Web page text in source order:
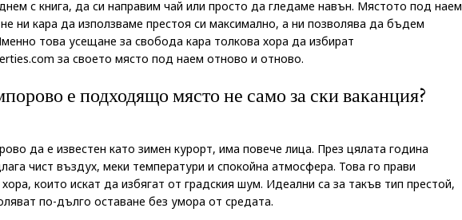
с книга, да си направим чай или просто да гледаме навън. Мястото под наем
ни кара да използваме престоя си максимално, а ни позволява да бъдем
това усещане за свобода кара толкова хора да избират
за своето място под наем отново и отново.
е подходящо място не само за ски ваканция?
да е известен като зимен курорт, има повече лица. През цялата година
чист въздух, меки температури и спокойна атмосфера. Това го прави
които искат да избягат от градския шум. Идеални са за такъв тип престой,
по-дълго оставане без умора от средата.